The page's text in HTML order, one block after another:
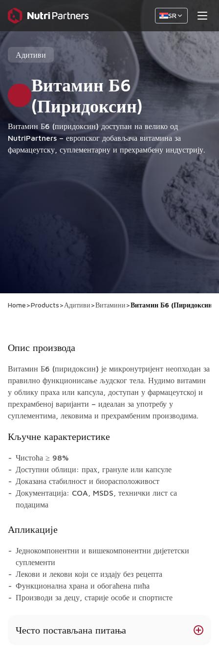
SR
Адитиви
Витамин Б6
(Пиридоксин)
Витамин Б6 (пиридоксин) доступан на велико од
NutriPartners – европског добављача витамина за
фармацеутску, суплементарну и прехрамбену индустрију.
Home>Products>Адитиви>Витамини>Витамин Б6 (Пиридоксин)
Опис производа
Витамин Б6 (пиридоксин) је микронутријент неопходан за
правилно функционисање људског тела. Нудимо витамин
у облику праха или капсула, доступан у фармацеутској и
прехрамбеној варијанти – идеалан за употребу у
суплементима, лековима и прехрамбеним производима.
Кључне карактеристике
Чистоћа ≥ 98%
Доступни облици: прах, грануле или капсуле
Доказана стабилност и биорасположивост
Документација: COA, MSDS, технички лист са
подацима
Апликације
Једнокомпонентни и вишекомпонентни дијететски
суплементи
Лекови и лекови који се издају без рецепта
Функционална храна и обогаћена пића
Производи за децу, старије особе и спортисте
Често постављана питања